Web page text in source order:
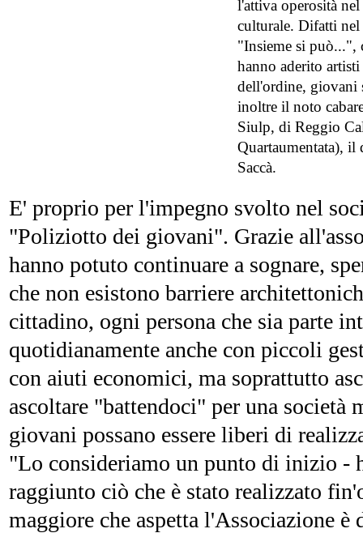
l'attiva operosità
culturale. Difatti
"Insieme si può...",
hanno aderito
dell'ordine, giovani
inoltre il noto
Siulp, di Reggio
Quartaumentata), il
Saccà.
E' proprio per l'impegno svolto nel
"Poliziotto dei giovani". Grazie
hanno potuto continuare a sognare,
che non esistono barriere
cittadino, ogni persona che sia parte
quotidianamente anche con piccoli
con aiuti economici, ma soprattutto
ascoltare "battendoci" per una
giovani possano essere liberi di
"Lo consideriamo un punto di inizio
raggiunto ciò che è stato realizzato
maggiore che aspetta l'Associazione